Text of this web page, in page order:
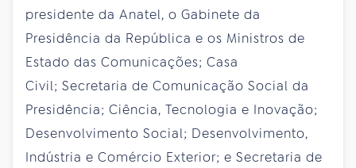
presidente da Anatel, o Gabinete da
Presidência da República e os Ministros de
Estado das Comunicações; Casa
Civil; Secretaria de Comunicação Social da
Presidência; Ciência, Tecnologia e Inovação;
Desenvolvimento Social; Desenvolvimento,
Indústria e Comércio Exterior; e Secretaria de